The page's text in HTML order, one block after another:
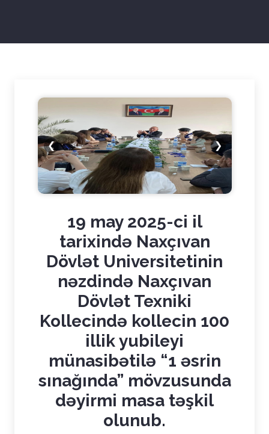
❮ ❯
19 may 2025-ci il
tarixində Naxçıvan
Dövlət Universitetinin
nəzdində Naxçıvan
Dövlət Texniki
Kollecində kollecin 100
illik yubileyi
münasibətilə “1 əsrin
sınağında” mövzusunda
dəyirmi masa təşkil
olunub.